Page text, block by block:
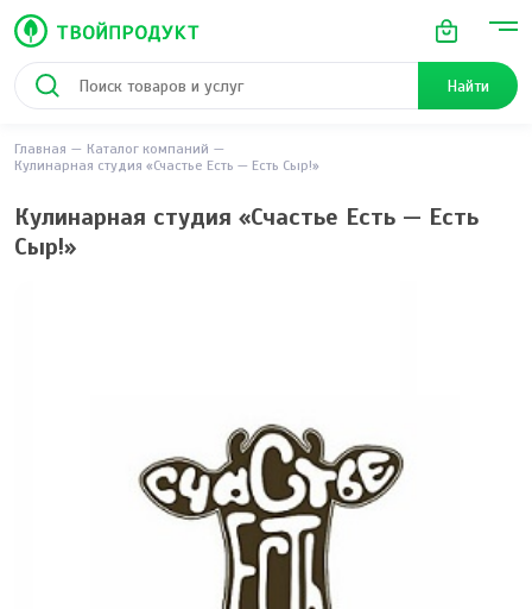
Найти
Главная
Каталог компаний
Кулинарная студия «Счастье Есть — Есть Сыр!»
Кулинарная студия «Счастье Есть — Есть
Сыр!»